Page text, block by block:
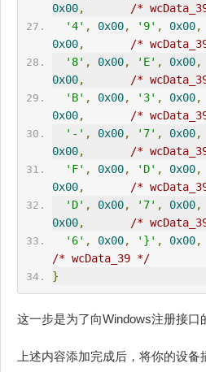
0x00,
/*
'4' , 0x00, '9' , 0x00,
0x00,
/*
'8' , 0x00, 'E' , 0x00,
0x00,
/*
'B' , 0x00, '3' , 0x00,
0x00,
/*
'-' , 0x00, '7' , 0x00,
0x00,
/*
'F' , 0x00, 'D' , 0x00,
0x00,
/*
'D' , 0x00, '7' , 0x00,
0x00,
/*
'6' , 0x00, '}' , 0x00,
/* wcData_39 */
}
这一步是为了向Windows注册接口
上述内容添加完成后，将你的设